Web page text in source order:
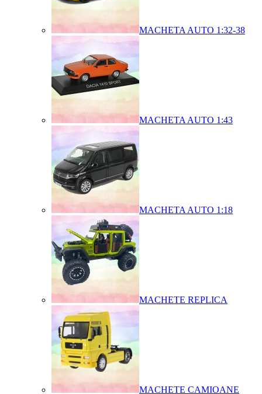
MACHETA AUTO 1:32-38
MACHETA AUTO 1:43
MACHETA AUTO 1:18
MACHETE REPLICA
MACHETE CAMIOANE